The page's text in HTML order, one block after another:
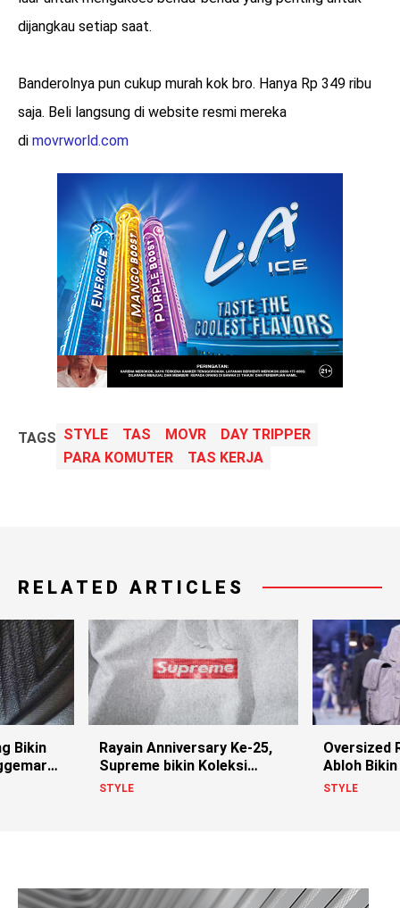
dijangkau setiap saat.
Banderolnya pun cukup murah kok bro. Hanya Rp 349 ribu
saja. Beli langsung di website resmi mereka
di movrworld.com
TAGS STYLE TAS MOVR
DAY TRIPPER
PARA KOMUTER
TAS KERJA
RELATED ARTICLES
Bikin
Rayain Anniversary Ke-25,
Supreme bikin Koleksi
Berhias Swarovski
STYLE
Oversized
Abloh Bikin
STYLE